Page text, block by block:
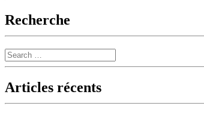
Recherche
Search
Articles récents